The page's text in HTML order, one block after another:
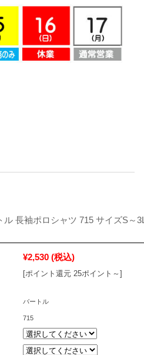
ル 長袖ポロシャツ 715 サイズS～3L
¥2,530 (税込)
[ポイント還元 25ポイント～]
バートル
715